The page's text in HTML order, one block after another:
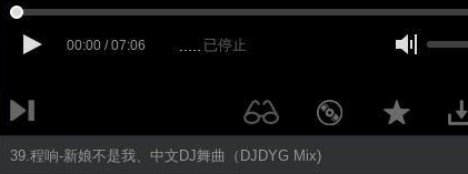
00:00 / 07:06 已停止
39.程响-新娘不是我、中文DJ舞曲（DJDYG Mix)